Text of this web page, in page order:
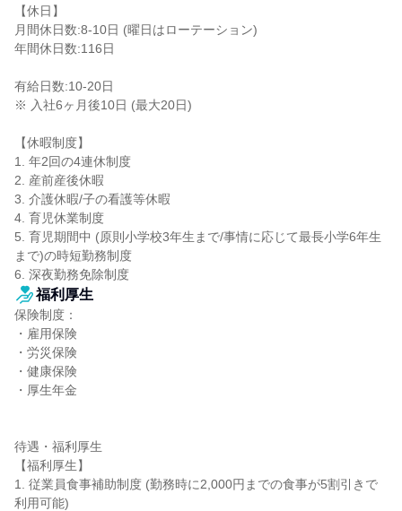
【休日】
月間休日数:8-10日 (曜日はローテーション)
年間休日数:116日
有給日数:10-20日
※ 入社6ヶ月後10日 (最大20日)
【休暇制度】
1. 年2回の4連休制度
2. 産前産後休暇
3. 介護休暇/子の看護等休暇
4. 育児休業制度
5. 育児期間中 (原則小学校3年生まで/事情に応じて最長小学6年生
まで)の時短勤務制度
6. 深夜勤務免除制度
福利厚生
保険制度：
・雇用保険
・労災保険
・健康保険
・厚生年金
待遇・福利厚生
【福利厚生】
1. 従業員食事補助制度 (勤務時に2,000円までの食事が5割引きで
利用可能)